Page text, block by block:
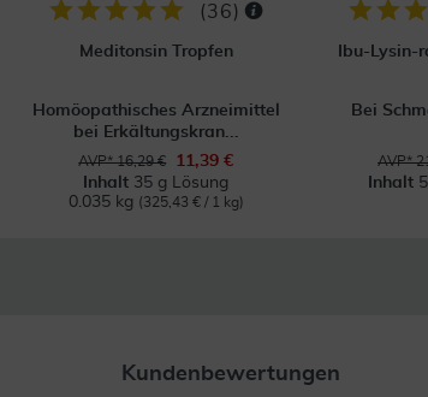
(36)
Meditonsin Tropfen
Homöopathisches Arzneimittel
bei Erkältungskran...
AVP* 16,29 €
11,39 €
Inhalt 35 g Lösung
0.035 kg (325,43 € / 1 kg)
Ibu-Lysin-
Bei
AVP*
Inhalt
Kundenbewertungen